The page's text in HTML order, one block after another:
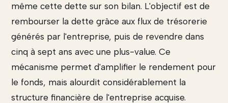
même cette dette sur son bilan. L'objectif est de
rembourser la dette grâce aux flux de trésorerie
générés par l'entreprise, puis de revendre dans
cinq à sept ans avec une plus-value. Ce
mécanisme permet d'amplifier le rendement pour
le fonds, mais alourdit considérablement la
structure financière de l'entreprise acquise.